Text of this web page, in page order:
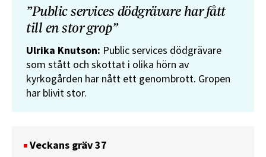
”Public services dödgrävare har fått
till en stor grop”
Ulrika Knutson: Public services dödgrävare
som stått och skottat i olika hörn av
kyrkogården har nått ett genombrott. Gropen
har blivit stor.
Veckans gräv 37